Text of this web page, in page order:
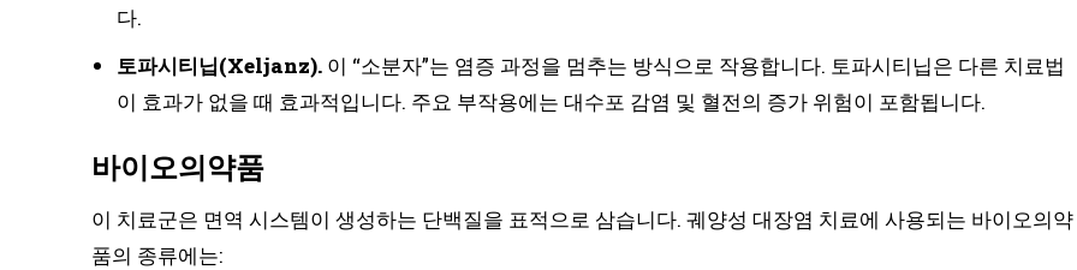
다.
토파시티닙(Xeljanz). 이 “소분자”는 염증 과정을 멈추는 방식으로 작용합니다. 토파시티닙은 다른 치료법
이 효과가 없을 때 효과적입니다. 주요 부작용에는 대수포 감염 및 혈전의 증가 위험이 포함됩니다.
바이오의약품
이 치료군은 면역 시스템이 생성하는 단백질을 표적으로 삼습니다. 궤양성 대장염 치료에 사용되는 바이오의약
품의 종류에는: